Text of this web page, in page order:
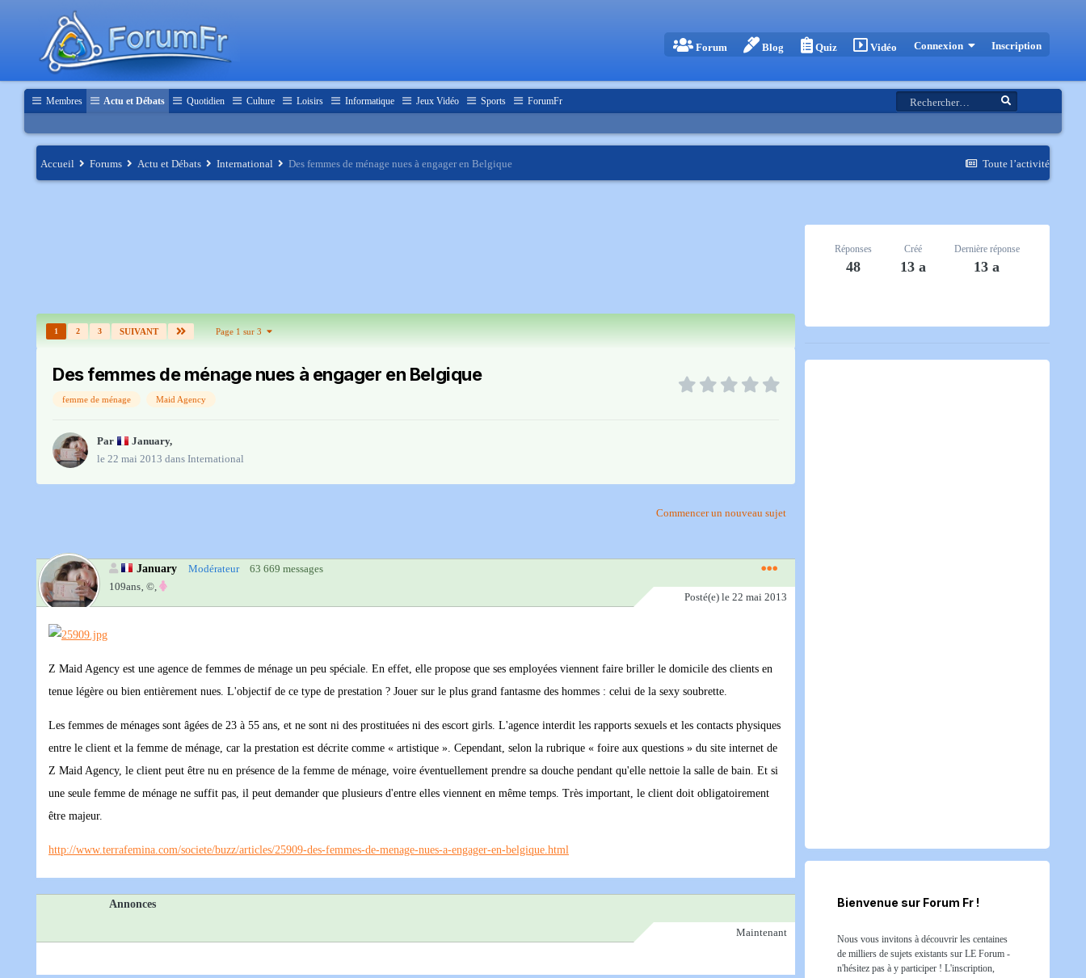
Forum Blog Quiz Vidéo Connexion Inscription
Membres Actu et Débats Quotidien Culture Loisirs Informatique Jeux Vidéo Sports ForumFr
Toute l’activité
Accueil Forums Actu et Débats International Des femmes de ménage nues à engager en Belgique
1 2 3 SUIVANT Page 1 sur 3
Des femmes de ménage nues à engager en Belgique
femme de ménage Maid Agency
Par January,
le 22 mai 2013 dans International
Commencer un nouveau sujet
January Modérateur
63 669 messages
109ans‚ ©,
Posté(e) le 22 mai 2013
Z Maid Agency est une agence de femmes de ménage un peu spéciale. En effet, elle propose que ses employées viennent faire briller le domicile des clients en
tenue légère ou bien entièrement nues. L'objectif de ce type de prestation ? Jouer sur le plus grand fantasme des hommes : celui de la sexy soubrette.
Les femmes de ménages sont âgées de 23 à 55 ans, et ne sont ni des prostituées ni des escort girls. L'agence interdit les rapports sexuels et les contacts physiques
entre le client et la femme de ménage, car la prestation est décrite comme « artistique ». Cependant, selon la rubrique « foire aux questions » du site internet de
Z Maid Agency, le client peut être nu en présence de la femme de ménage, voire éventuellement prendre sa douche pendant qu'elle nettoie la salle de bain. Et si
une seule femme de ménage ne suffit pas, il peut demander que plusieurs d'entre elles viennent en même temps. Très important, le client doit obligatoirement
être majeur.
http://www.terrafemina.com/societe/buzz/articles/25909-des-femmes-de-menage-nues-a-engager-en-belgique.html
Annonces
Maintenant
Réponses
48
Créé
13 a
Dernière réponse
13 a
Bienvenue sur Forum Fr !
Nous vous invitons à découvrir les centaines
de milliers de sujets existants sur LE Forum -
n'hésitez pas à y participer ! L'inscription,